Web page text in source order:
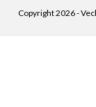
Copyright 2026 -